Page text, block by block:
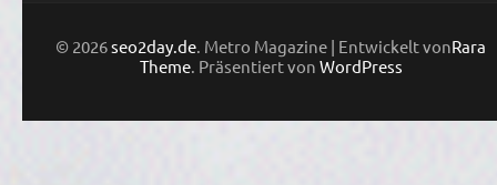
© 2026seo2day.de . Metro Magazine | Entwickelt vonRara
Theme. Präsentiert von WordPress